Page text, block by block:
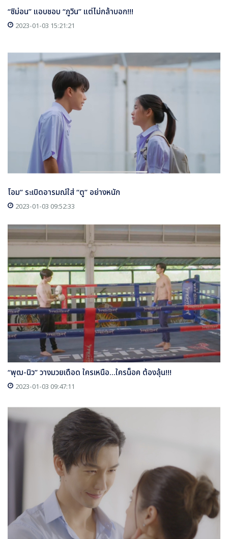
“ชิม่อน” แอบชอบ “ภูวิน” แต่ไม่กล้าบอก!!!
2023-01-03 15:21:21
โอม” ระเบิดอารมณ์ใส่ “ตู” อย่างหนัก
2023-01-03 09:52:33
“พุฒ-นิว” วางมวยเดือด ใครเหนือ...ใครน็อค ต้องลุ้น!!!
2023-01-03 09:47:11